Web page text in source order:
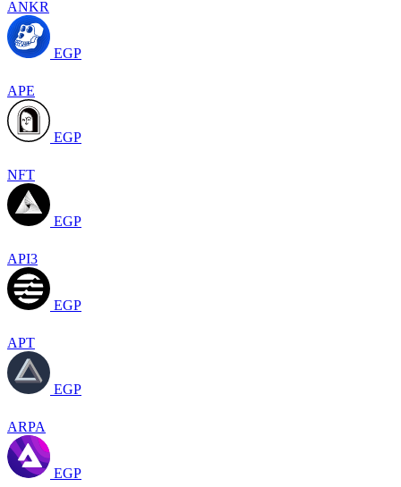
ANKR
EGP
APE
EGP
NFT
EGP
API3
EGP
APT
EGP
ARPA
EGP